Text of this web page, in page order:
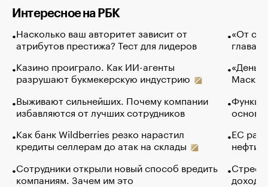
Интересное на РБК
Насколько ваш авторитет зависит от
атрибутов престижа? Тест для лидеров
Казино проиграло. Как ИИ-агенты
разрушают букмекерскую индустрию
Выживают сильнейших. Почему компании
избавляются от лучших сотрудников
Как банк Wildberries резко нарастил
кредиты селлерам до атак на склады
Сотрудники открыли новый способ вредить
компаниям. Зачем им это
«От
глава
Маск в
основ
ЕС
нефти